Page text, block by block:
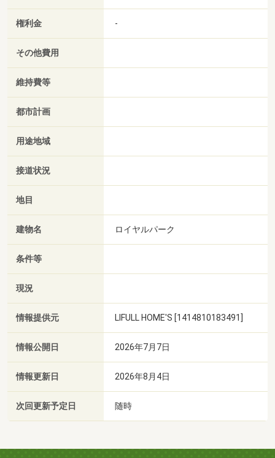
権利金 -
その他費用
維持費等
都市計画
用途地域
接道状況
地目
建物名 ロイヤルパーク
条件等
現況
情報提供元 LIFULL HOME'S [1414810183491]
情報公開日 2026年7月7日
情報更新日 2026年8月4日
次回更新予定日 随時